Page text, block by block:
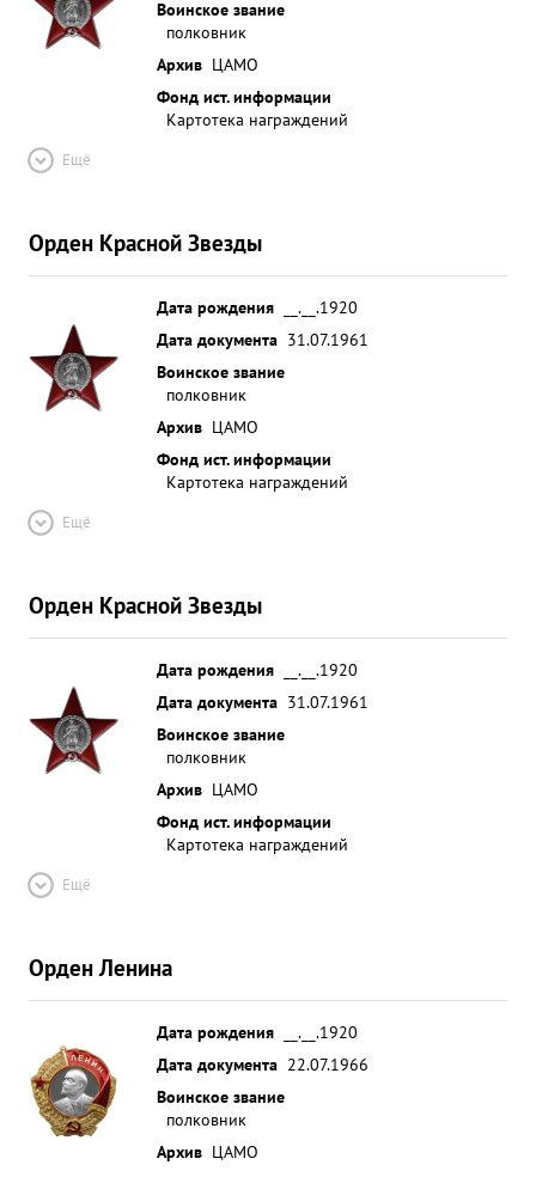
Воинское звание
полковник
Архив ЦАМО
Фонд ист. информации
Картотека награждений
Ещё
Орден Красной Звезды
Дата рождения
__.__.1920
Дата документа 31.07.1961
Воинское звание
полковник
Архив ЦАМО
Фонд ист. информации
Картотека награждений
Ещё
Орден Красной Звезды
Дата рождения
__.__.1920
Дата документа 31.07.1961
Воинское звание
полковник
Архив ЦАМО
Фонд ист. информации
Картотека награждений
Ещё
Орден Ленина
Дата рождения
__.__.1920
Дата документа 22.07.1966
Воинское звание
полковник
Архив ЦАМО